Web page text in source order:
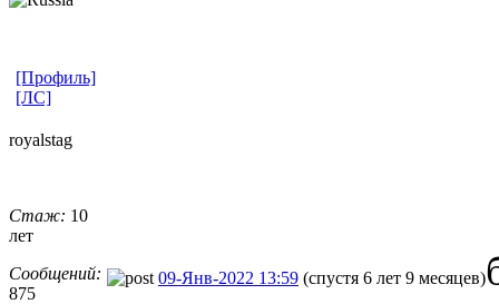
[Профиль]
[ЛС]
royalstag
Стаж: 10
лет
Сообщений:
875
09-Янв-2022 13:59 (спустя 6 лет 9 месяцев)